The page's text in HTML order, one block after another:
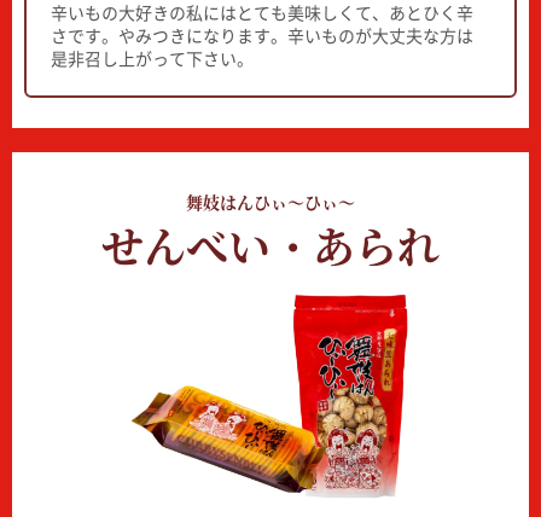
辛いもの大好きの私にはとても美味しくて、あとひく辛
さです。やみつきになります。辛いものが大丈夫な方は
是非召し上がって下さい。
舞妓はんひぃ～ひぃ～
せんべい・あられ